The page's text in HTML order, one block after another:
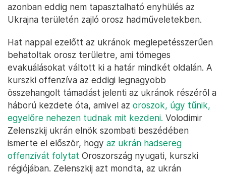
azonban eddig nem tapasztalható enyhülés az
Ukrajna területén zajló orosz hadműveletekben.
Hat nappal ezelőtt az ukránok meglepetésszerűen
behatoltak orosz területre, ami tömeges
evakuálásokat váltott ki a határ mindkét oldalán. A
kurszki offenzíva az eddigi legnagyobb
összehangolt támadást jelenti az ukránok részéről a
háború kezdete óta, amivel az oroszok, úgy tűnik,
egyelőre nehezen tudnak mit kezdeni. Volodimir
Zelenszkij ukrán elnök szombati beszédében
ismerte el először, hogy az ukrán hadsereg
offenzívát folytat Oroszország nyugati, kurszki
régiójában. Zelenszkij azt mondta, az ukrán